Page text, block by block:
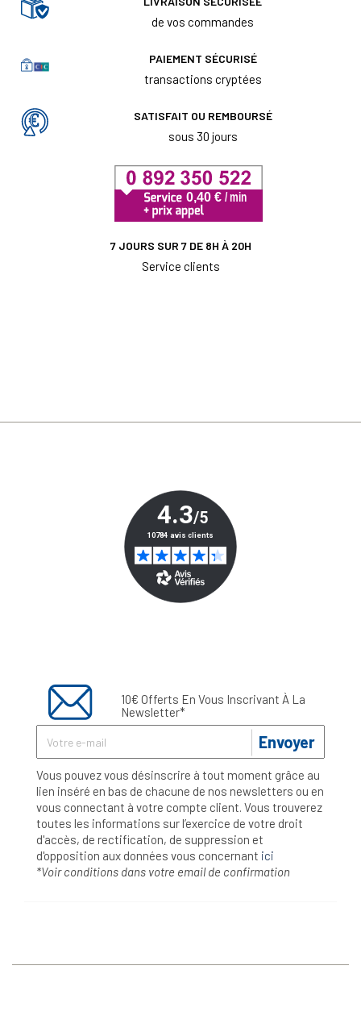
de vos commandes
PAIEMENT SÉCURISÉ
transactions cryptées
SATISFAIT OU REMBOURSÉ
sous 30 jours
7 JOURS SUR 7 DE 8H À 20H
Service clients
10€ Offerts En Vous Inscrivant À La
Newsletter*
Envoyer
Vous pouvez vous désinscrire à tout moment grâce au
lien inséré en bas de chacune de nos newsletters ou en
vous connectant à votre compte client. Vous trouverez
toutes les informations sur l’exercice de votre droit
d'accès, de rectification, de suppression et
d'opposition aux données vous concernant ici
*Voir conditions dans votre email de confirmation